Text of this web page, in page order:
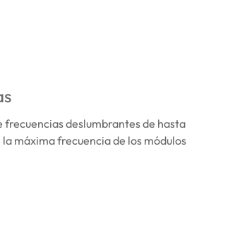
deslumbrantes de hasta
máxima frecuencia de los módulos